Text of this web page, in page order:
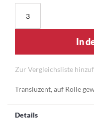
In
Zur Vergleichsliste
Transluzent, auf Rolle
Details